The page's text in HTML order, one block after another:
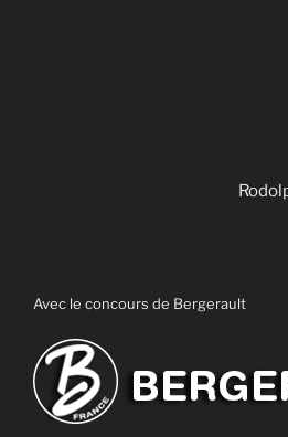
Avec le concours de Bergerault